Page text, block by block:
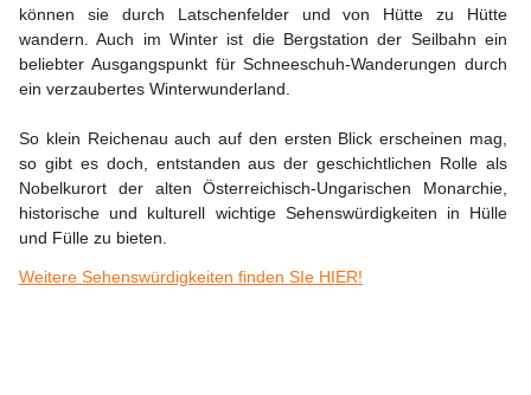
können sie durch Latschenfelder und von Hütte zu Hütte
wandern. Auch im Winter ist die Bergstation der Seilbahn ein
beliebter Ausgangspunkt für Schneeschuh-Wanderungen durch
ein verzaubertes Winterwunderland.
So klein Reichenau auch auf den ersten Blick erscheinen mag,
so gibt es doch, entstanden aus der geschichtlichen Rolle als
Nobelkurort der alten Österreichisch-Ungarischen Monarchie,
historische und kulturell wichtige Sehenswürdigkeiten in Hülle
und Fülle zu bieten.
Weitere Sehenswürdigkeiten finden SIe HIER!